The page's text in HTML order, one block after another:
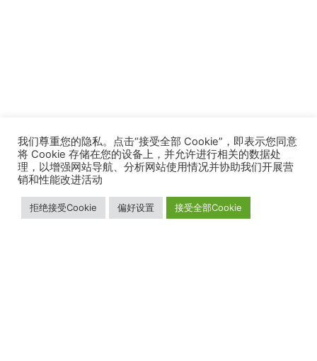
我们尊重您的隐私。点击“接受全部 Cookie”，即表示您同意
将 Cookie 存储在您的设备上，并允许进行相关的数据处
理，以增强网站导航、分析网站使用情况并协助我们开展营
销和性能改进活动
拒绝接受Cookie 偏好设置 接受全部Cookie